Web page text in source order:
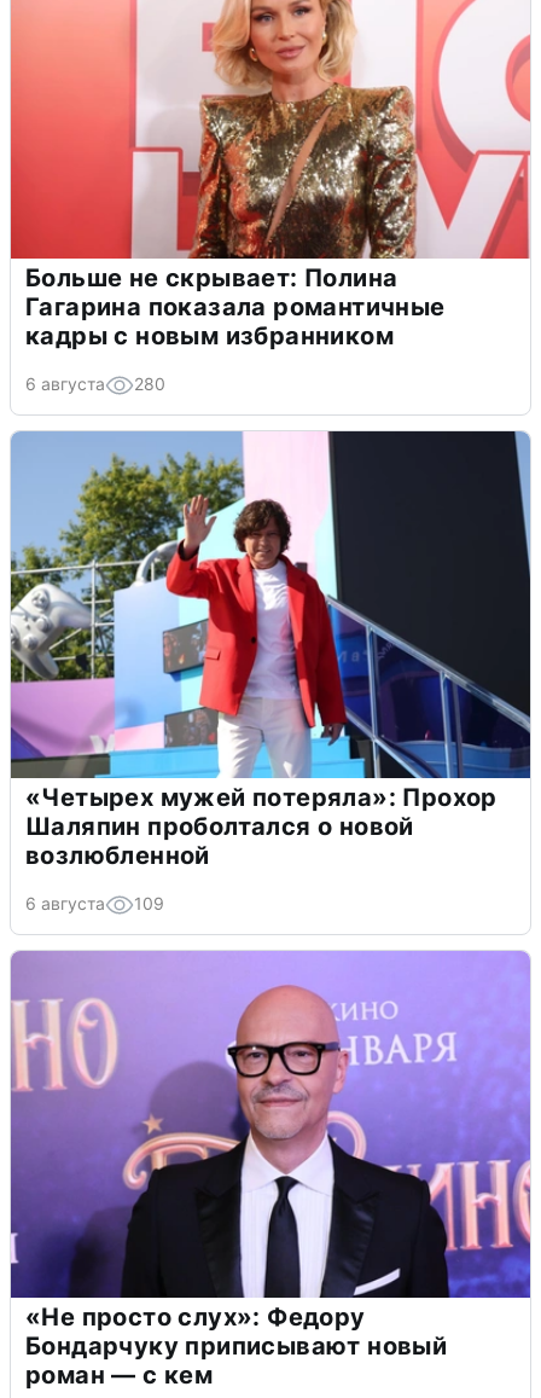
Больше не скрывает: Полина
Гагарина показала романтичные
кадры с новым избранником
6 августа 280
«Четырех мужей потеряла»: Прохор
Шаляпин проболтался о новой
возлюбленной
6 августа 109
«Не просто слух»: Федору
Бондарчуку приписывают новый
роман — с кем